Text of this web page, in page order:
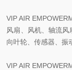
VIP AIR
风扇、风机、轴流
向叶轮、传感器、振
VIP AIR